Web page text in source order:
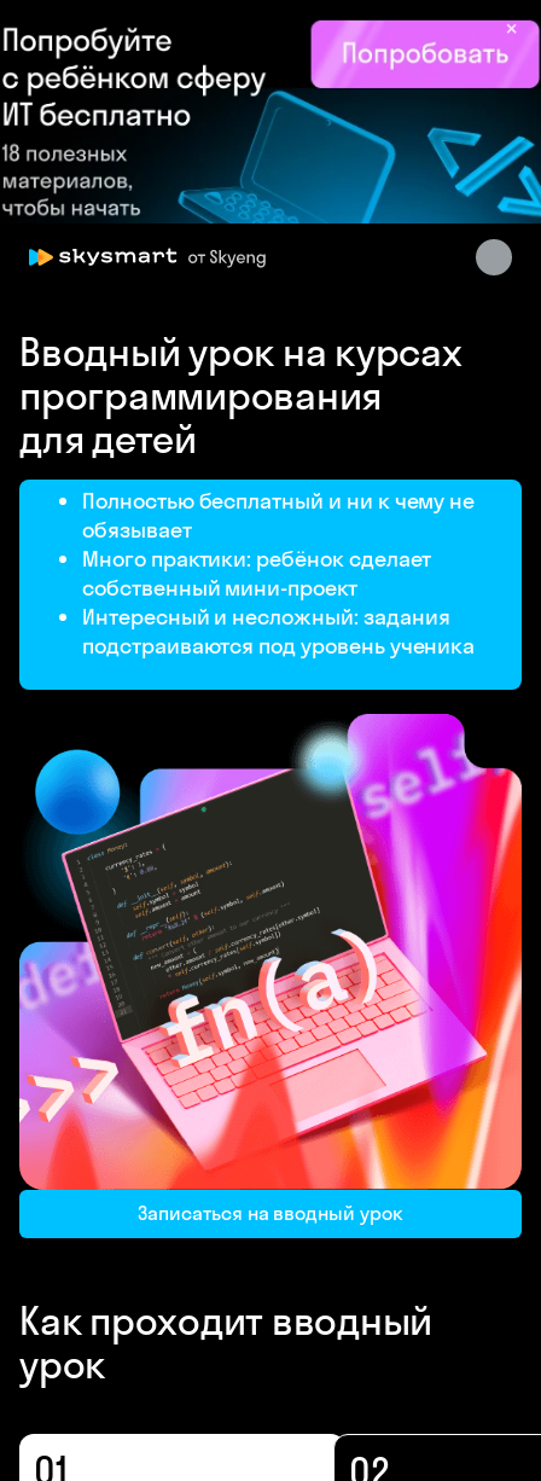
×
Вводный урок на курсах
программирования
для детей
Полностью бесплатный и ни к чему не
обязывает
Много практики: ребёнок сделает
собственный мини-проект
Интересный и несложный: задания
подстраиваются под уровень ученика
Записаться на вводный урок
Как проходит вводный
урок
01
Skysmart Chat
online